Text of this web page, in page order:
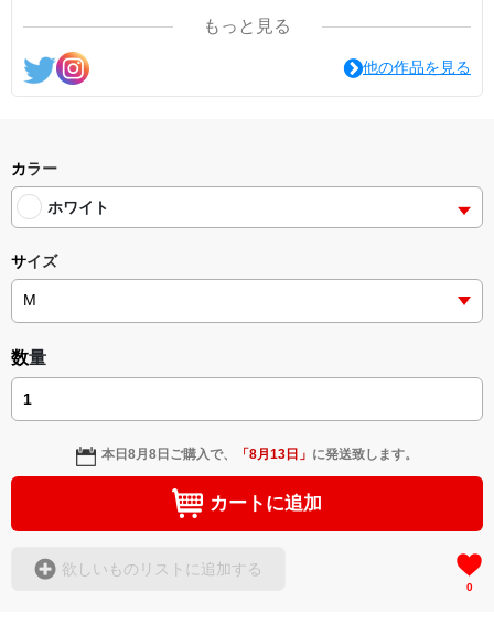
もっと見る
他の作品を見る
カラー
ホワイト
サイズ
数量
本日8月8日 ご購入で、 「8月13日 」 に発送致します。
カートに追加
欲しいものリストに追加する
0